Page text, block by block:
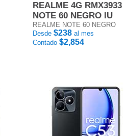
REALME 4G RMX3933
NOTE 60 NEGRO IU
REALME NOTE 60 NEGRO
Desde $238 al mes
Contado $2,854